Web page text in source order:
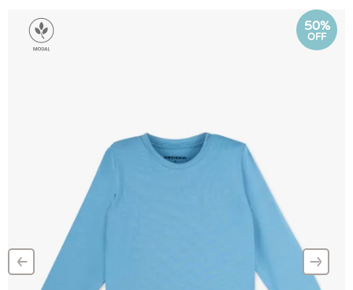
50%
OFF
–
‹ –
›